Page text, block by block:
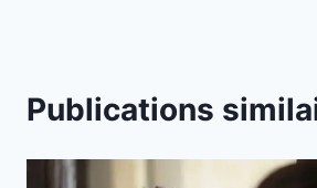
s
Publications